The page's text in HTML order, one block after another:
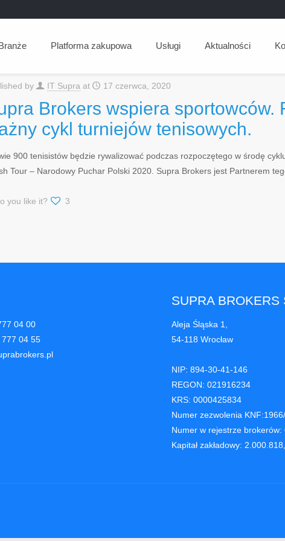
Platforma zakupowa Usługi Aktualności
by IT Supra at 17 czerwca, 2020
Brokers wspiera sportowców.
cykl turniejów tenisowych.
900 tenisistów będzie rywalizować podczas rozpoczętego w środę
Tour – Narodowy Puchar Polski 2020. Supra Brokers jest Partnerem
you like it? 3
04 00
04 55
SUPRA BROKERS
Aleja Śląska 1,
54-118 Wrocław
NIP: 894-30-41-146
REGON: 021916234
KRS: 0000425834
Numer zezwolenia
Numer w rejestrze brokerów:
Kapitał zakładowy: